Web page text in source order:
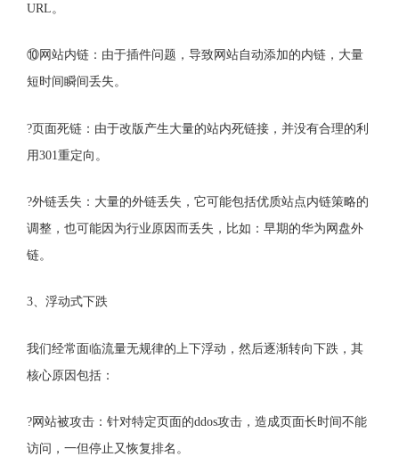
URL。
⑩网站内链：由于插件问题，导致网站自动添加的内链，大量
短时间瞬间丢失。
?页面死链：由于改版产生大量的站内死链接，并没有合理的利
用301重定向。
?外链丢失：大量的外链丢失，它可能包括优质站点内链策略的
调整，也可能因为行业原因而丢失，比如：早期的华为网盘外
链。
3、浮动式下跌
我们经常面临流量无规律的上下浮动，然后逐渐转向下跌，其
核心原因包括：
?网站被攻击：针对特定页面的ddos攻击，造成页面长时间不能
访问，一但停止又恢复排名。